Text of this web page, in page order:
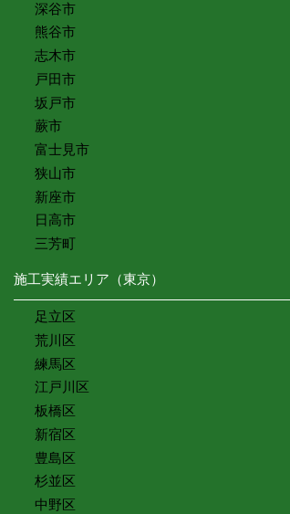
深谷市
熊谷市
志木市
戸田市
坂戸市
蕨市
富士見市
狭山市
新座市
日高市
三芳町
施工実績エリア（東京）
足立区
荒川区
練馬区
江戸川区
板橋区
新宿区
豊島区
杉並区
中野区